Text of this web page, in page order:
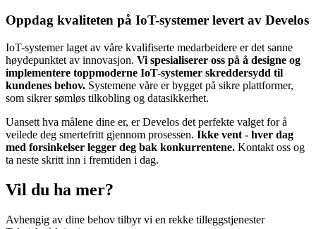
Oppdag kvaliteten på IoT-systemer levert av Develos
IoT-systemer laget av våre kvalifiserte medarbeidere er det sanne
høydepunktet av innovasjon. Vi spesialiserer oss på å designe og
implementere toppmoderne IoT-systemer skreddersydd til
kundenes behov. Systemene våre er bygget på sikre plattformer,
som sikrer sømløs tilkobling og datasikkerhet.
Uansett hva målene dine er, er Develos det perfekte valget for å
veilede deg smertefritt gjennom prosessen. Ikke vent - hver dag
med forsinkelser legger deg bak konkurrentene. Kontakt oss og
ta neste skritt inn i fremtiden i dag.
Vil du ha mer?
Avhengig av dine behov tilbyr vi en rekke tilleggstjenester